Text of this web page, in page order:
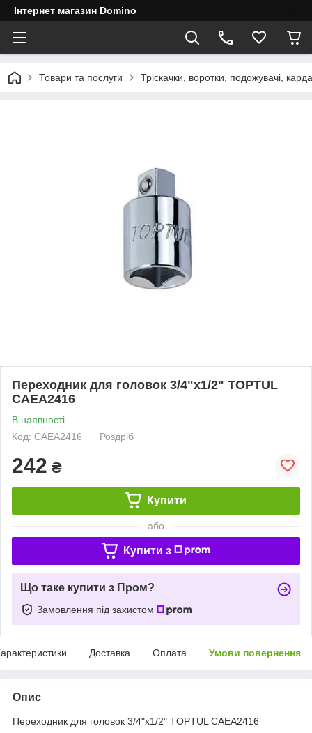
Інтернет магазин Domino
Товари та послуги Тріскачки, воротки, подожувачі,
Пepexoдник для головок 3/4"x1/2" TOPTUL
CAEA2416
В наявності
Код: CAEA2416
Роздріб
242 ₴
Купити
або
Купити з
Що таке купити з Пром?
Замовлення під захистом
Доставка Оплата Умови повернення
Опис
Пepexoдник для головок 3/4"x1/2" TOPTUL CAEA2416